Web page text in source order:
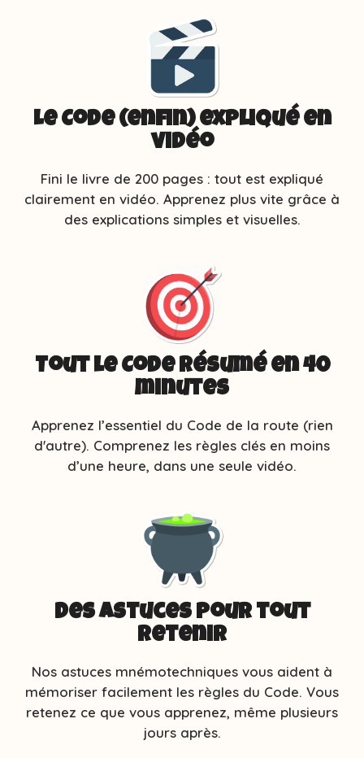
Le Code (enfin) expliqué en
vidéo
Fini le livre de 200 pages : tout est expliqué
clairement en vidéo. Apprenez plus vite grâce à
des explications simples et visuelles.
Tout le Code résumé en 40
minutes
Apprenez l’essentiel du Code de la route (rien
d'autre). Comprenez les règles clés en moins
d’une heure, dans une seule vidéo.
Des astuces pour tout
retenir
Nos astuces mnémotechniques vous aident à
mémoriser facilement les règles du Code. Vous
retenez ce que vous apprenez, même plusieurs
jours après.